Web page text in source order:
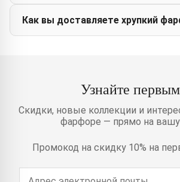
Как вы доставляете хрупкий
Узнайте
Скидки, новые коллекции и
фарфоре — прямо на вашу
Промокод на скидку 10% на